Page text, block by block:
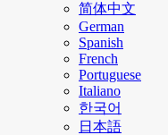
简体中文
German
Spanish
French
Portuguese
Italiano
한국어
日本語